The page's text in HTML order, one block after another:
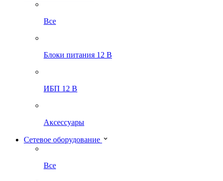
Все
Блоки питания 12 В
ИБП 12 В
Аксессуары
Сетевое оборудование
Все